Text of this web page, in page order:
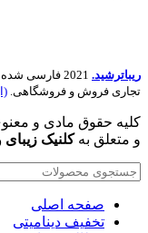
ریباترشید. 2021 فارسی شده و طراحی توسط
تجاری فروش و فروشگاهی.
و متعلق بهکلنیک
صفحه اصلی
تخفیف دینامیتی